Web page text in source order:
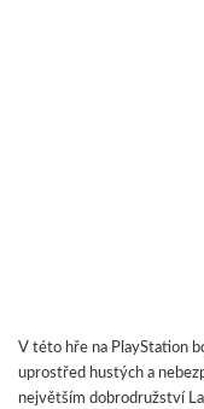
V této hře na PlayStation
uprostřed hustých a
největším dobrodružství